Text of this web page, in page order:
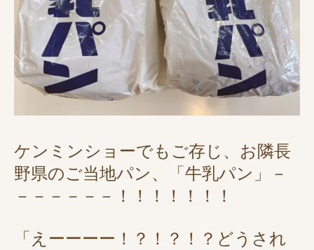
ケンミンショーでもご存じ、お隣長
野県のご当地パン、「牛乳パン」－
－－－－－－！！！！！！！
「えーーーー！？！？！？どうされ